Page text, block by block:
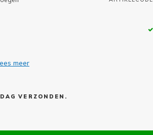
meer
VERZONDEN.